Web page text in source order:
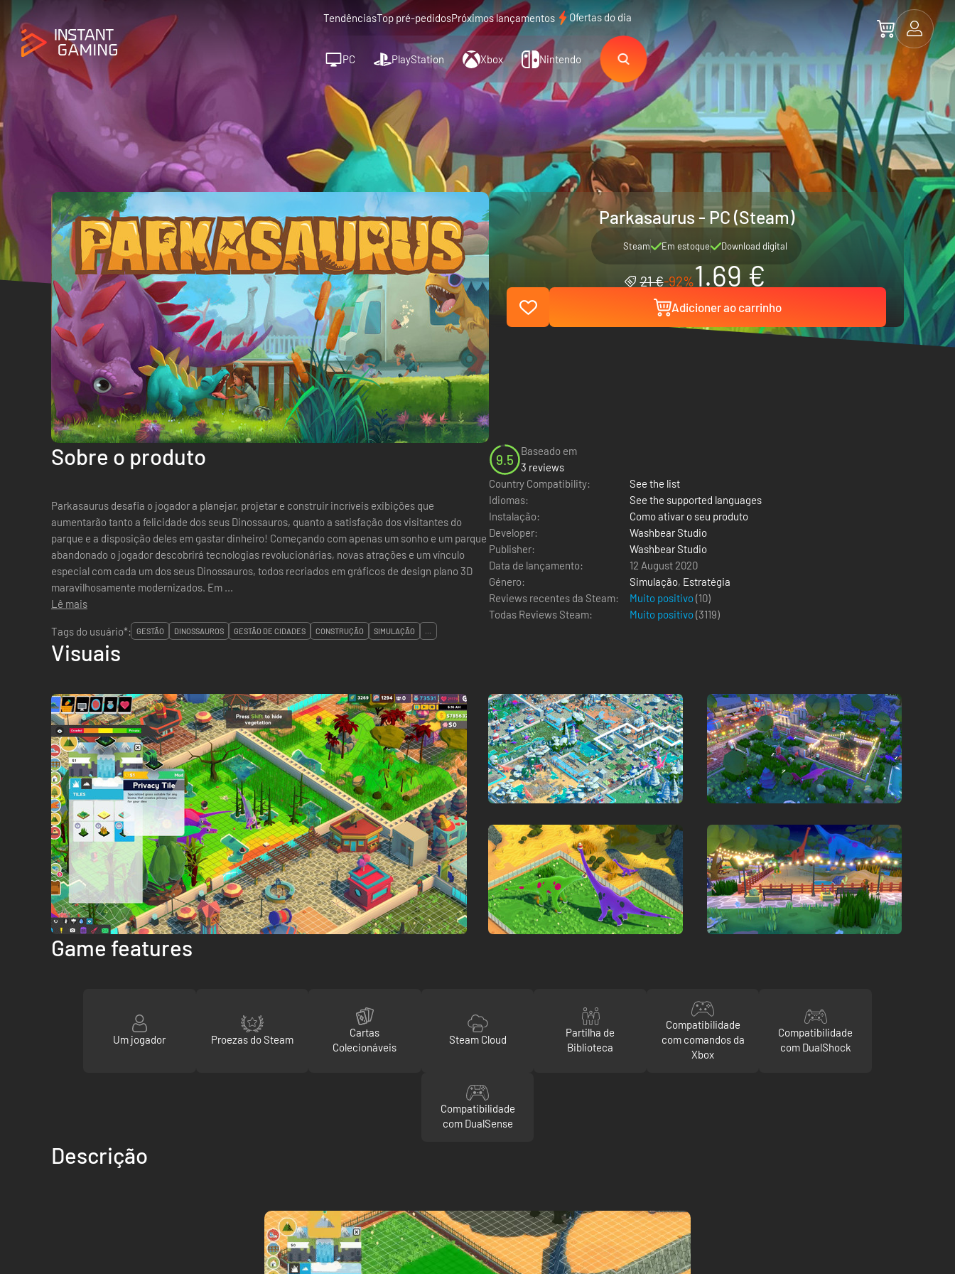
TendênciasTop pré-pedidosPróximos lançamentos Ofertas do dia
PC PlayStation Xbox Nintendo
Parkasaurus - PC (Steam)
Steam Em estoque Download digital
21 €-92%1.69 €
Adicioner ao carrinho
Sobre o produto
Parkasaurus desafia o jogador a planejar, projetar e construir incríveis exibições que
aumentarão tanto a felicidade dos seus Dinossauros, quanto a satisfação dos visitantes do
parque e a disposição deles em gastar dinheiro! Começando com apenas um sonho e um parque
abandonado o jogador descobrirá tecnologias revolucionárias, novas atrações e um vínculo
especial com cada um dos seus Dinossauros, todos recriados em gráficos de design plano 3D
maravilhosamente modernizados. Em ...
Lê mais
9.5
Baseado em
3 reviews
Country Compatibility:
See the list
Idiomas:
See the supported languages
Instalação:
Como ativar o seu produto
Developer:
Washbear Studio
Publisher:
Washbear Studio
Data de lançamento:
12 August 2020
Género:
Simulação, Estratégia
Reviews recentes da Steam:
Muito positivo(10)
Todas Reviews Steam:
Muito positivo(3119)
Tags do usuário*:
GESTÃO DINOSSAUROS GESTÃO DE CIDADES CONSTRUÇÃO SIMULAÇÃO ...
Visuais
Game features
Um jogador Proezas do Steam
Cartas
Colecionáveis
Steam Cloud
Partilha de
Biblioteca
Compatibilidade
com comandos da
Xbox
Compatibilidade
com DualShock
Compatibilidade
com DualSense
Descrição